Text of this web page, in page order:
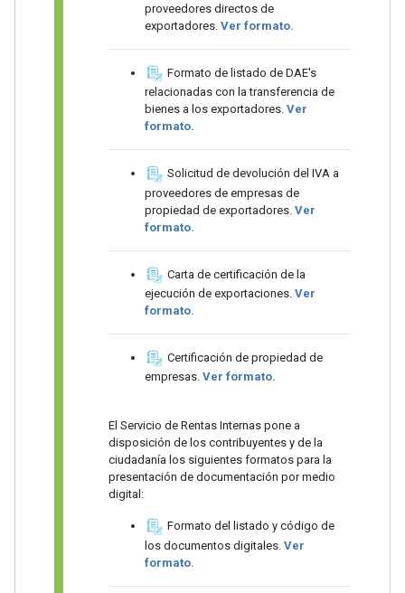
proveedores directos de
exportadores. Ver formato.
Formato de listado de DAE's
relacionadas con la transferencia de
bienes a los exportadores. Ver
formato.
Solicitud de devolución del IVA a
proveedores de empresas de
propiedad de exportadores. Ver
formato.
Carta de certificación de la
ejecución de exportaciones. Ver
formato.
Certificación de propiedad de
empresas. Ver formato.
El Servicio de Rentas Internas pone a
disposición de los contribuyentes y de la
ciudadanía los siguientes formatos para la
presentación de documentación por medio
digital:
Formato del listado y código de
los documentos digitales. Ver
formato.